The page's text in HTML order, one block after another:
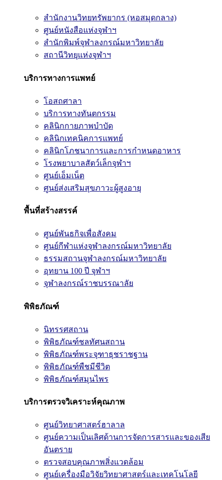
สำนักงานวิทยทรัพยากร (หอสมุดกลาง)
ศูนย์หนังสือแห่งจุฬาฯ
สำนักพิมพ์จุฬาลงกรณ์มหาวิทยาลัย
สถานีวิทยุแห่งจุฬาฯ
บริการทางการแพทย์
โอสถศาลา
บริการทางทันตกรรม
คลินิกกายภาพบำบัด
คลินิกเทคนิคการแพทย์
คลินิกโภชนาการและการกำหนดอาหาร
โรงพยาบาลสัตว์เล็กจุฬาฯ
ศูนย์เอ็มเน็ต
ศูนย์ส่งเสริมสุขภาวะผู้สูงอายุ
พื้นที่สร้างสรรค์
ศูนย์พันธกิจเพื่อสังคม
ศูนย์กีฬาแห่งจุฬาลงกรณ์มหาวิทยาลัย
ธรรมสถานจุฬาลงกรณ์มหาวิทยาลัย
อุทยาน 100 ปี จุฬาฯ
จุฬาลงกรณ์ราชบรรณาลัย
พิพิธภัณฑ์
นิทรรศสถาน
พิพิธภัณฑ์ชลทัศนสถาน
พิพิธภัณฑ์พระจุฑาธุชราชฐาน
พิพิธภัณฑ์พืชมีชีวิต
พิพิธภัณฑ์สมุนไพร
บริการตรวจวิเคราะห์คุณภาพ
ศูนย์วิทยาศาสตร์ฮาลาล
ศูนย์ความเป็นเลิศด้านการจัดการสารและของเสีย
อันตราย
ตรวจสอบคุณภาพสิ่งแวดล้อม
ศูนย์เครื่องมือวิจัยวิทยาศาสตร์และเทคโนโลยี